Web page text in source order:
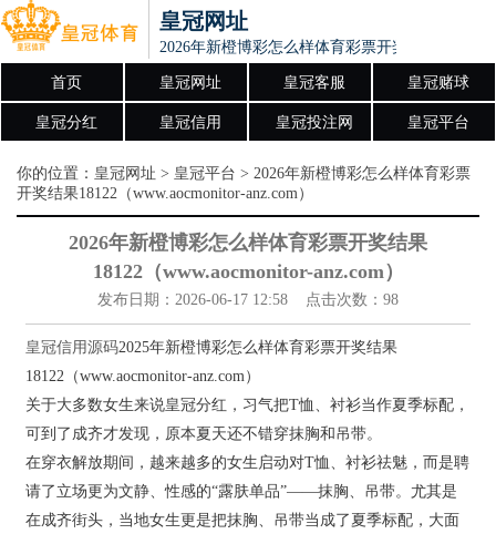
皇冠网址
2026年新橙博彩怎么样体育彩票开奖结果18122（
首页 皇冠网址 皇冠客服 皇冠赌球
皇冠分红 皇冠信用 皇冠投注网 皇冠平台
你的位置： 皇冠网址 > 皇冠平台 > 2026年新橙博彩怎么样体育彩票
开奖结果18122（www.aocmonitor-anz.com）
2026年新橙博彩怎么样体育彩票开奖结果
18122（www.aocmonitor-anz.com）
发布日期：2026-06-17 12:58 点击次数：98
皇冠信用源码2025年新橙博彩怎么样体育彩票开奖结果
18122（www.aocmonitor-anz.com）
关于大多数女生来说皇冠分红，习气把T恤、衬衫当作夏季标配，
可到了成齐才发现，原本夏天还不错穿抹胸和吊带。
在穿衣解放期间，越来越多的女生启动对T恤、衬衫祛魅，而是聘
请了立场更为文静、性感的“露肤单品”——抹胸、吊带。尤其是
在成齐街头，当地女生更是把抹胸、吊带当成了夏季标配，大面